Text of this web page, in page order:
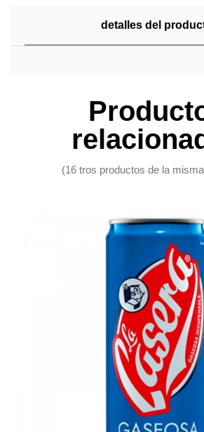
detalles del
(16 tros productos de la